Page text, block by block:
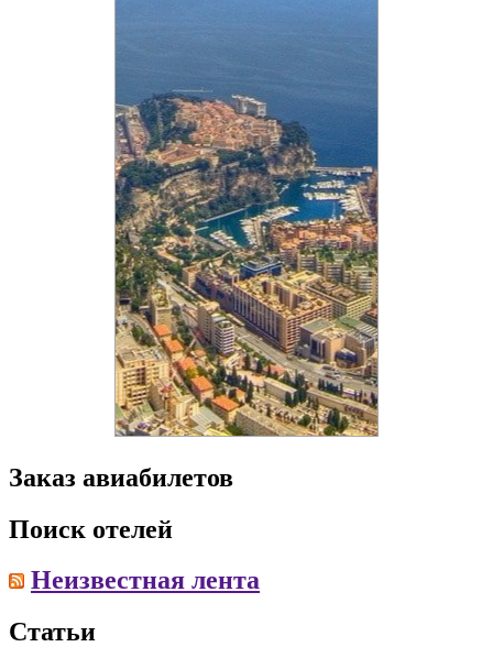
Заказ авиабилетов
Поиск отелей
Неизвестная лента
Статьи